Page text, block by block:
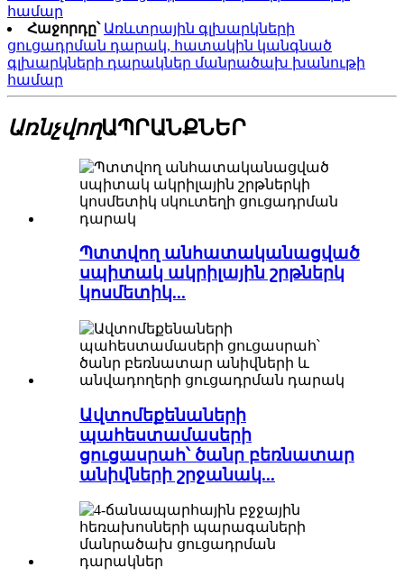
համար
Հաջորդը՝ Առևտրային գլխարկների
ցուցադրման դարակ, հատակին կանգնած
գլխարկների դարակներ մանրածախ խանութի
համար
ԱռնչվողԱՊՐԱՆՔՆԵՐ
Պտտվող անհատականացված
սպիտակ ակրիլային շրթներկ
կոսմետիկ...
Ավտոմեքենաների
պահեստամասերի
ցուցասրահ՝ ծանր բեռնատար
անիվների շրջանակ...